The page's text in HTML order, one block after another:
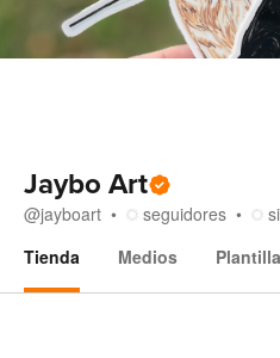
Jaybo Art
@jayboart seguidores
Tienda
Medios